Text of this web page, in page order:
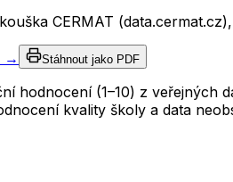
CERMAT (data.cermat.cz),
→ Stáhnout jako PDF
hodnocení (1–10) z
kvality školy a data